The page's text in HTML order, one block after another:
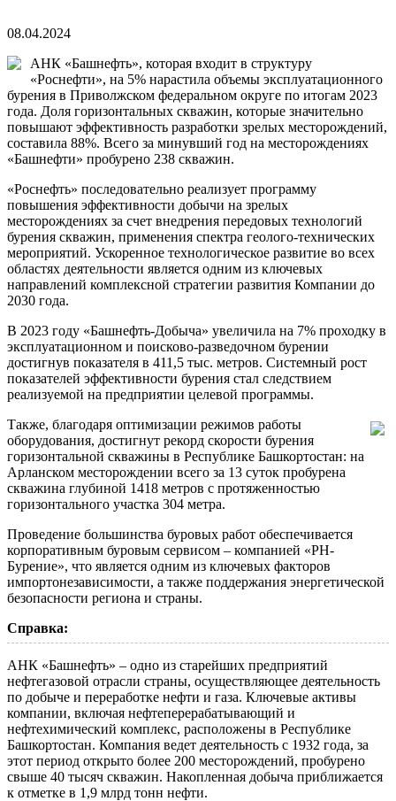
08.04.2024
АНК «Башнефть», которая входит в структуру
«Роснефти», на 5% нарастила объемы эксплуатационного
бурения в Приволжском федеральном округе по итогам 2023
года. Доля горизонтальных скважин, которые значительно
повышают эффективность разработки зрелых месторождений,
составила 88%. Всего за минувший год на месторождениях
«Башнефти» пробурено 238 скважин.
«Роснефть» последовательно реализует программу
повышения эффективности добычи на зрелых
месторождениях за счет внедрения передовых технологий
бурения скважин, применения спектра геолого-технических
мероприятий. Ускоренное технологическое развитие во всех
областях деятельности является одним из ключевых
направлений комплексной стратегии развития Компании до
2030 года.
В 2023 году «Башнефть-Добыча» увеличила на 7% проходку в
эксплуатационном и поисково-разведочном бурении
достигнув показателя в 411,5 тыс. метров. Системный рост
показателей эффективности бурения стал следствием
реализуемой на предприятии целевой программы.
Также, благодаря оптимизации режимов работы
оборудования, достигнут рекорд скорости бурения
горизонтальной скважины в Республике Башкортостан: на
Арланском месторождении всего за 13 суток пробурена
скважина глубиной 1418 метров с протяженностью
горизонтального участка 304 метра.
Проведение большинства буровых работ обеспечивается
корпоративным буровым сервисом – компанией «РН-
Бурение», что является одним из ключевых факторов
импортонезависимости, а также поддержания энергетической
безопасности региона и страны.
Справка:
АНК «Башнефть» – одно из старейших предприятий
нефтегазовой отрасли страны, осуществляющее деятельность
по добыче и переработке нефти и газа. Ключевые активы
компании, включая нефтеперерабатывающий и
нефтехимический комплекс, расположены в Республике
Башкортостан. Компания ведет деятельность с 1932 года, за
этот период открыто более 200 месторождений, пробурено
свыше 40 тысяч скважин. Накопленная добыча приближается
к отметке в 1,9 млрд тонн нефти.